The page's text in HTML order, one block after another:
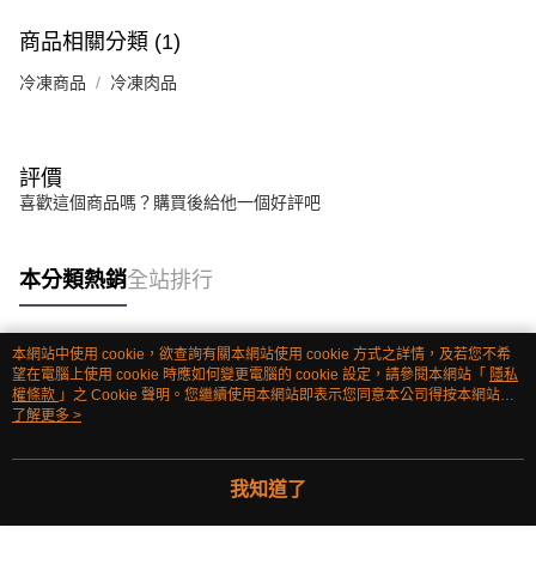
商品相關分類 (1)
冷凍商品 冷凍肉品
評價
喜歡這個商品嗎？購買後給他一個好評吧
本分類熱銷全站排行
熱門標籤
本網站中使用 cookie，欲查詢有關本網站使用 cookie 方式之詳情，及若您不希
望在電腦上使用 cookie 時應如何變更電腦的 cookie 設定，請參閱本網站「 隱私
權條款 」之 Cookie 聲明。您繼續使用本網站即表示您同意本公司得按本網站使
用條款之 Cookie 聲明使用 cookie。
了解更多 >
我知道了